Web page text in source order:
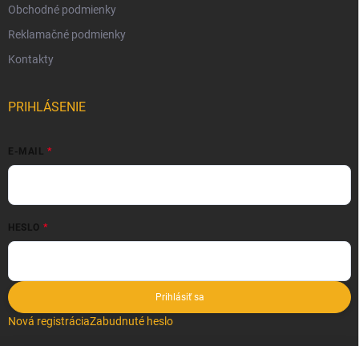
Obchodné podmienky
Reklamačné podmienky
Kontakty
PRIHLÁSENIE
E-MAIL
HESLO
Prihlásiť sa
Nová registráciaZabudnuté heslo